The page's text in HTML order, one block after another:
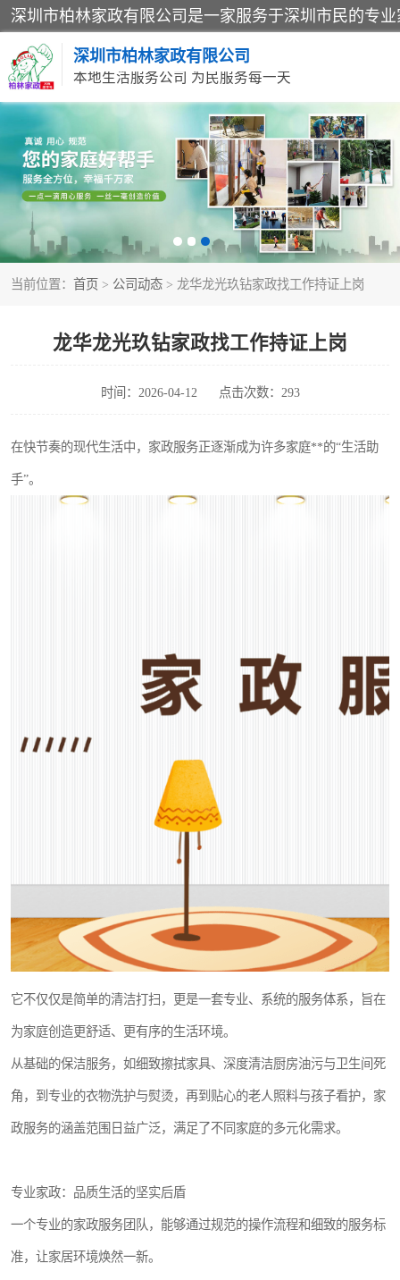
深圳市柏林家政有限公司
本地生活服务公司 为民服务每一天
当前位置： 首页 > 公司动态 > 龙华龙光玖钻家政找工作持证上岗
龙华龙光玖钻家政找工作持证上岗
时间：2026-04-12 点击次数：293
在快节奏的现代生活中，家政服务正逐渐成为许多家庭**的“生活助
手”。
它不仅仅是简单的清洁打扫，更是一套专业、系统的服务体系，旨在
为家庭创造更舒适、更有序的生活环境。
从基础的保洁服务，如细致擦拭家具、深度清洁厨房油污与卫生间死
角，到专业的衣物洗护与熨烫，再到贴心的老人照料与孩子看护，家
政服务的涵盖范围日益广泛，满足了不同家庭的多元化需求。
专业家政：品质生活的坚实后盾
一个专业的家政服务团队，能够通过规范的操作流程和细致的服务标
准，让家居环境焕然一新。
家居保洁
家庭保姆